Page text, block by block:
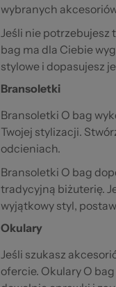
wybranych
Jeśli nie
bag ma dla Ciebie
stylowe i dopasujesz
Bransoletki
Bransoletki O bag
Twojej stylizacji.
odcieniach.
Bransoletki O bag
tradycyjną biżuterię.
wyjątkowy styl,
Okulary
Jeśli szukasz
ofercie. Okulary O